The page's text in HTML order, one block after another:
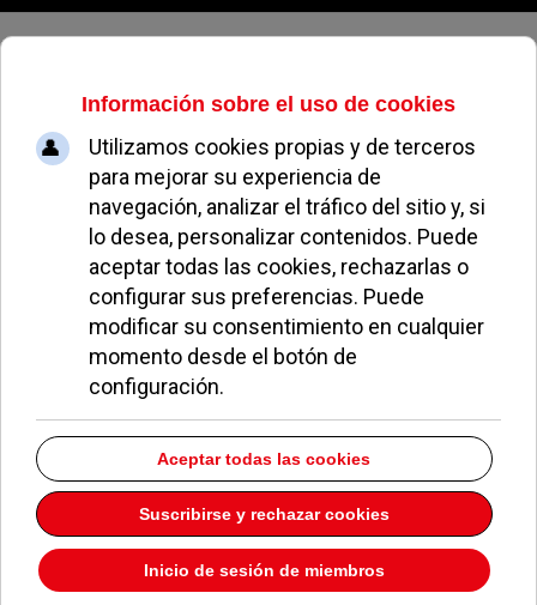
Domingo, 09 de agosto de 2026
Hermético rodaje de Cristiano
Ronaldo en el Valle de las Cañas
GENTE EN POZUELO 16 DICIEMBRE 2015